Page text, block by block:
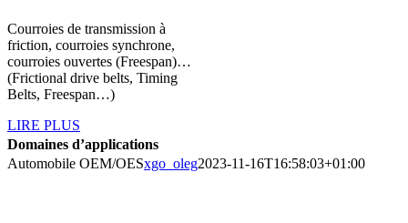
Courroies de transmission à
friction, courroies synchrone,
courroies ouvertes (Freespan)…
(Frictional drive belts, Timing
Belts, Freespan…)
LIRE PLUS
Domaines d’applications
Automobile OEM/OESxgo_oleg2023-11-16T16:58:03+01:00